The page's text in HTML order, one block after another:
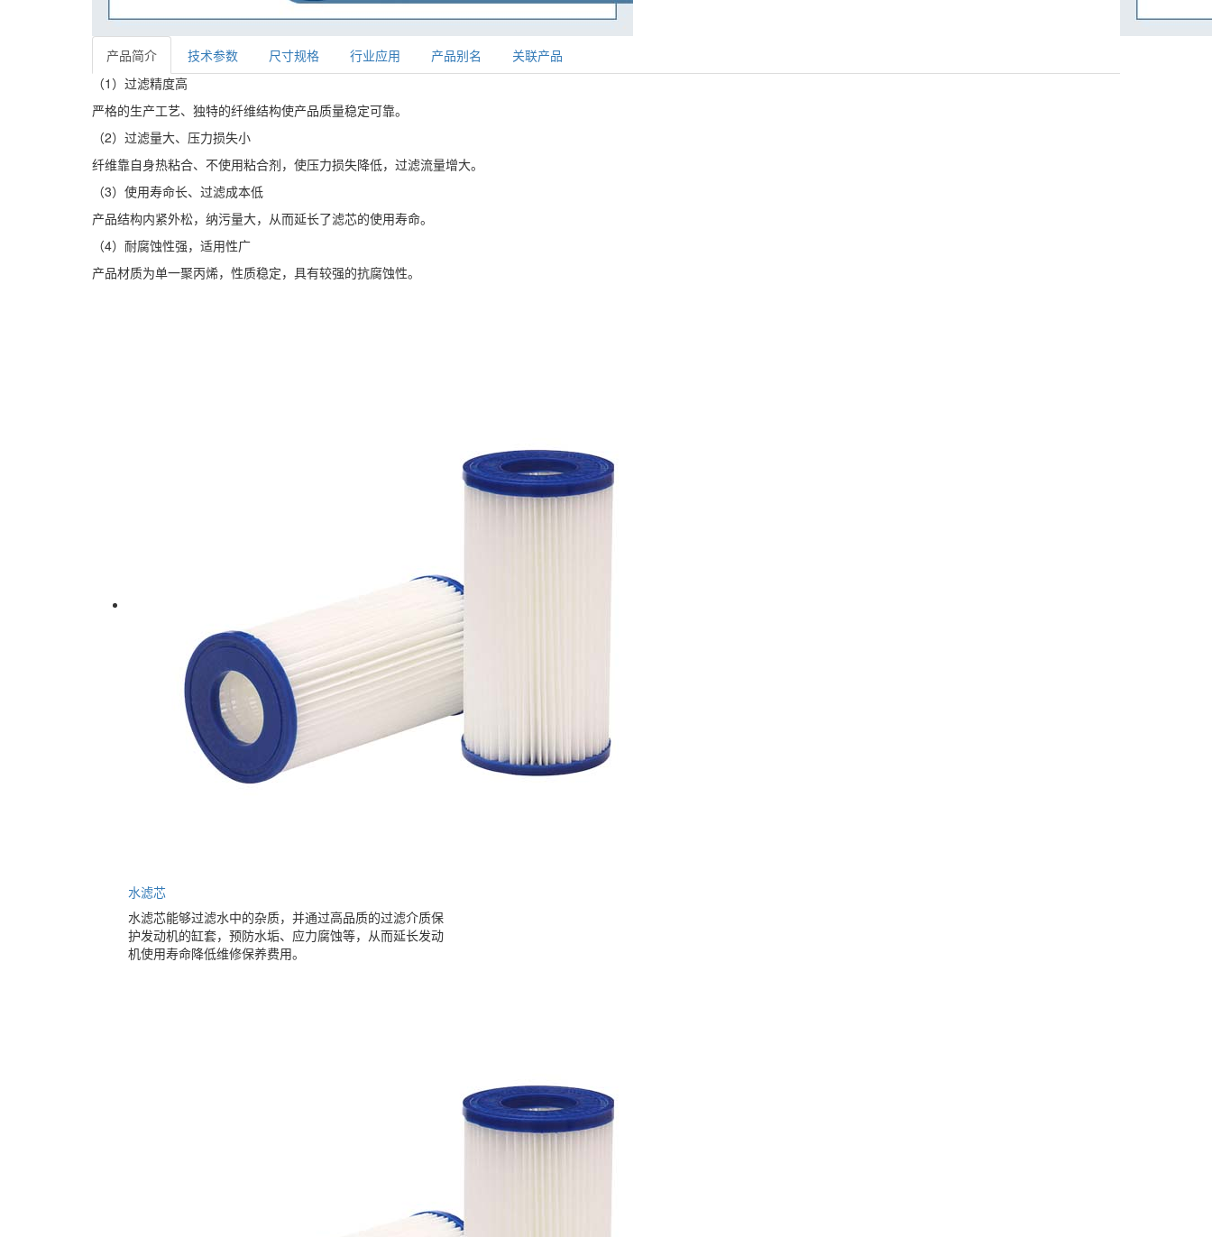
产品简介 技术参数 尺寸规格 行业应用 产品别名
关联产品
（1）过滤精度高
严格的生产工艺、独特的纤维结构使产品质量稳定可靠。
（2）过滤量大、压力损失小
纤维靠自身热粘合、不使用粘合剂，使压力损失降低，过滤流量增大。
（3）使用寿命长、过滤成本低
产品结构内紧外松，纳污量大，从而延长了滤芯的使用寿命。
（4）耐腐蚀性强，适用性广
产品材质为单一聚丙烯，性质稳定，具有较强的抗腐蚀性。
水滤芯
水滤芯能够过滤水中的杂质，并通过高品质的过滤介质保
护发动机的缸套，预防水垢、应力腐蚀等，从而延长发动
机使用寿命降低维修保养费用。